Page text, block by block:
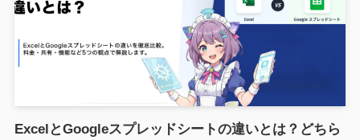
ExcelとGoogleスプレッドシートの違いとは？どちら